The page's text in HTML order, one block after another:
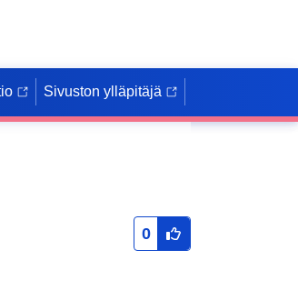
Sivuston ylläpitäjä
0